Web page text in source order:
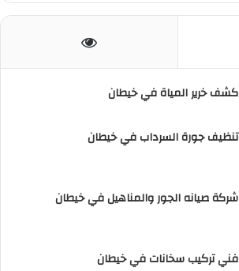
كشف خرير المياة في خيطان
تنظيف جورة السرداب في خيطان
شركة صيانه الجور والمناهيل في خيطان
فني تركيب سخانات في خيطان